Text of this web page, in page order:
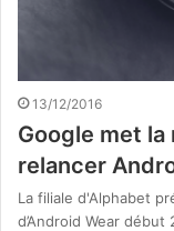
13/12/2016
Google met
relancer
La filiale d'Alphabet
d’Android Wear début